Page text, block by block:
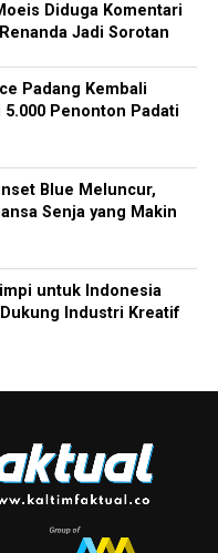
Diduga Komentari
Jadi Sorotan
Padang Kembali
Penonton Padati
Blue Meluncur,
Senja yang Makin
untuk Indonesia
Industri Kreatif